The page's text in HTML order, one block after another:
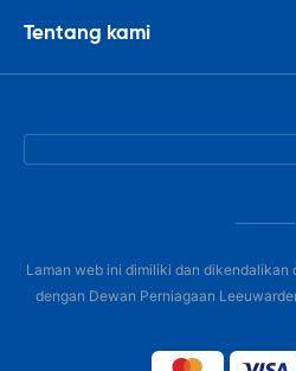
Tentang kami
Laman web ini dimiliki dan dikendalikan
dengan Dewan Perniagaan